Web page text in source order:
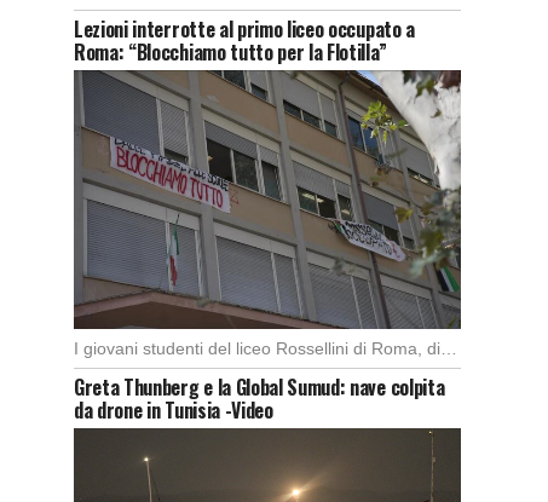
Lezioni interrotte al primo liceo occupato a
Roma: “Blocchiamo tutto per la Flotilla”
Greta Thunberg e la Global Sumud: nave colpita
da drone in Tunisia -Video